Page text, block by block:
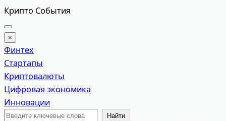
Перейти
к
содержимому
Крипто События
×
Финтех
Стартапы
Криптовалюты
Цифровая экономика
Инновации
Поиск
Найти